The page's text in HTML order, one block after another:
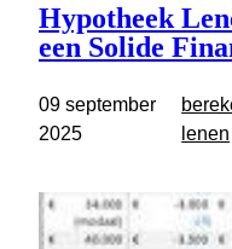
Hypotheek
een Solide
09 september
2025
lenen